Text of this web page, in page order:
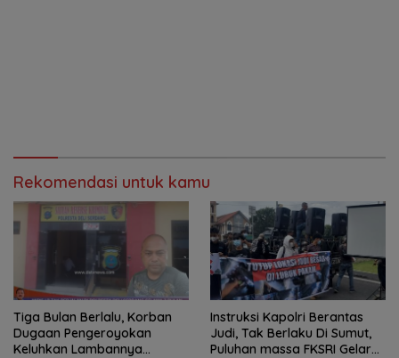
Rekomendasi untuk kamu
Tiga Bulan Berlalu, Korban
Dugaan Pengeroyokan
Keluhkan Lambannya
Instruksi Kapolri Berantas
Judi, Tak Berlaku Di Sumut,
Puluhan massa FKSRI Gelar